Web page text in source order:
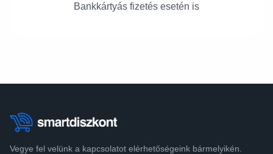
Bankkártyás fizetés esetén is
Vegye fel velünk a kapcsolatot elérhetőségeink bármelyikén.